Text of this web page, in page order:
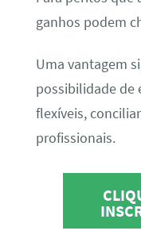
ganhos podem
Uma vantagem
possibilidade de
flexíveis,
profissionais.